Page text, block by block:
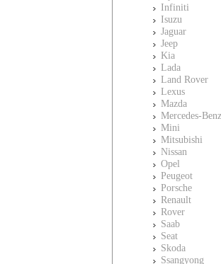
Infiniti
Isuzu
Jaguar
Jeep
Kia
Lada
Land Rover
Lexus
Mazda
Mercedes-Benz
Mini
Mitsubishi
Nissan
Opel
Peugeot
Porsche
Renault
Rover
Saab
Seat
Skoda
Ssangyong